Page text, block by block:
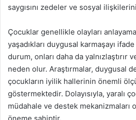
saygısını zedeler ve sosyal
Çocuklar genellikle olayları
yaşadıkları duygusal karmaşayı
durum, onları daha da yalnızlaştırır
neden olur. Araştırmalar, duygusal
çocukların iyilik hallerinin önemli
göstermektedir. Dolayısıyla, yaralı
müdahale ve destek mekanizmaları